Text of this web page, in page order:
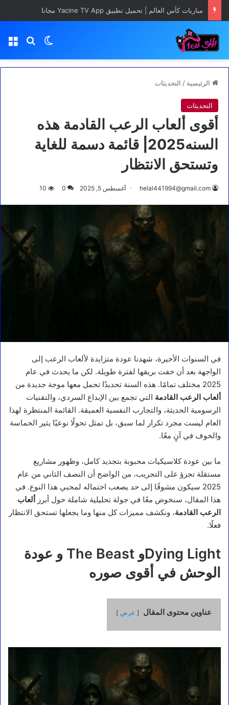
مباريات كأس العالم | تحميل تطبيق Yacine TV App مجانا
بحثالوضع
الرئيسية / التحديثات
التحديثات
أقوى ألعاب الرعب القادمة هذه
السنه2025| قائمة دسمة للغاية
وتستحق الانتظار
helal441994@gmail.com أغسطس 5, 2025 0
10
في السنوات الأخيرة، شهدنا عودة متزايدة لألعاب الرعب إلى
الواجهة بعد أن خفت بريقها لفترة طويلة. لكن ما يحدث في عام
2025 مختلف تمامًا. هذه السنة تحديدًا تحمل معها موجة جديدة من
ألعاب الرعب القادمة التي تجمع بين الإبداع السردي، والتقنيات
الرسومية الحديثة، والتجارب النفسية العميقة. القائمة المنتظرة لهذا
العام ليست مجرد تكرار لما سبق، بل تمثل تحولًا نوعيًا يثير الحماسة
والخوف في آنٍ معًا.
ما بين عودة كلاسيكيات محبوبة بتجديد كامل، وظهور مشاريع
مستقلة تجرؤ على التجريب، من الواضح أن النصف الثاني من عام
2025 سيكون مشوقًا إلى حد يصعب احتماله لمحبي هذا النوع. في
هذا المقال، سنخوض معًا في جولة تحليلية شاملة حول أبرز ألعاب
الرعب القادمة، ونكشف مميزات كل منها وما يجعلها تستحق الانتظار
فعلًا.
Dying Lightو The Beast و عودة
الوحش في أقوى صوره
عناوين محتوى المقال عرض